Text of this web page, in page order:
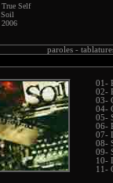
True Self
Soil
2006
paroles -
01-
02-
03-
04-
05-
06-
07-
08-
09-
10-
11-